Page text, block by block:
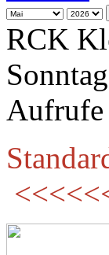
RCK
Aufrufe